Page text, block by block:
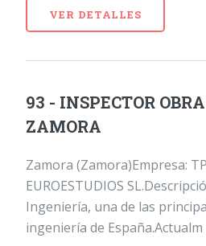
VER DETALLES
93 - INSPECTOR
ZAMORA
Zamora (Zamora)Empresa:
EUROESTUDIOS
Ingeniería, una de las
ingeniería de España.Actualm